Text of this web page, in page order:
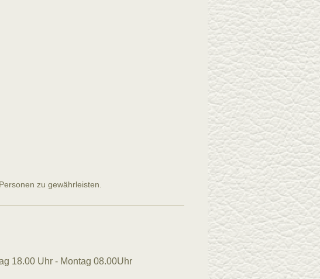
zu gewährleisten.
18.00 Uhr - Montag 08.00Uhr